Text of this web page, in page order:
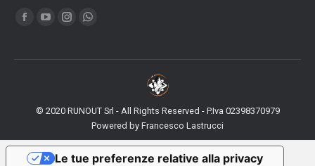
Ci puoi trovare su:
Facebook
opens
window
YouTube
opens
window
Instagram
opens
window
Whatsapp
opens
window
© 2020 RUNOUT Srl - All Rights Reserved - P.Iva 02398370979
Powered by Francesco Lastrucci
Le tue preferenze relative alla privacy